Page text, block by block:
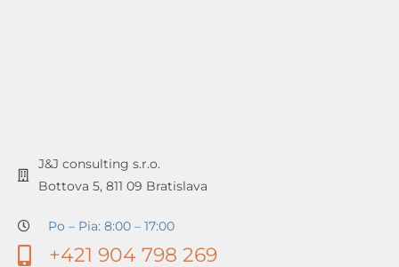
J&J consulting s.r.o.
Bottova 5, 811 09 Bratislava
Po – Pia: 8:00 – 17:00
+421 904 798 269